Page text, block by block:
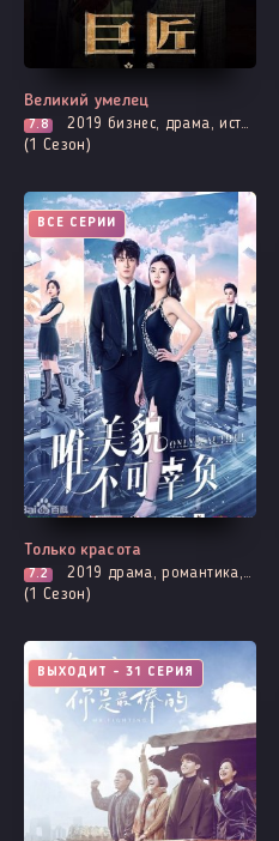
Великий умелец
7.8 2019 бизнес, драма, история, романтика
(1 Сезон)
ВСЕ СЕРИИ
Только красота
7.2 2019 драма, романтика, про призраков, демонов и сверхъестественное, фэнтези
(1 Сезон)
ВЫХОДИТ - 31 СЕРИЯ